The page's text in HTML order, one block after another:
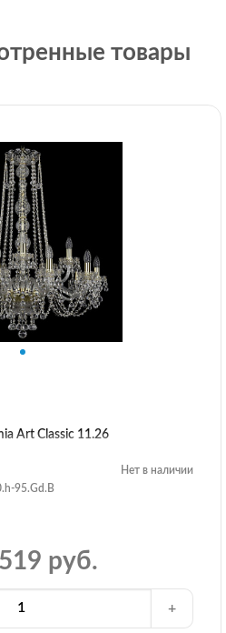
товары
Art Classic 11.26
Нет в наличии
95.Gd.B
руб.
+